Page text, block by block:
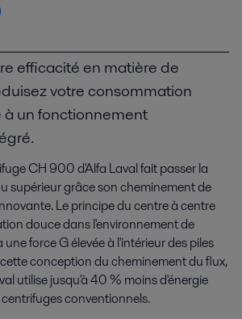
efficacité en matière de
votre consommation
un fonctionnement
CH 900 d'Alfa Laval fait passer la
supérieur grâce son cheminement de
Le principe du centre à centre
douce dans l'environnement de
force G élevée à l'intérieur des piles
conception du cheminement du flux,
utilise jusqu'à 40 % moins d'énergie
conventionnels.